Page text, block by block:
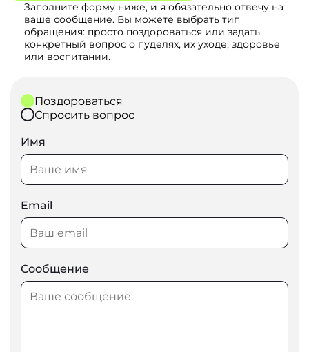
Заполните форму ниже, и я обязательно отвечу на
ваше сообщение. Вы можете выбрать тип
обращения: просто поздороваться или задать
конкретный вопрос о пуделях, их уходе, здоровье
или воспитании.
Поздороваться
Спросить вопрос
Имя
Email
Сообщение